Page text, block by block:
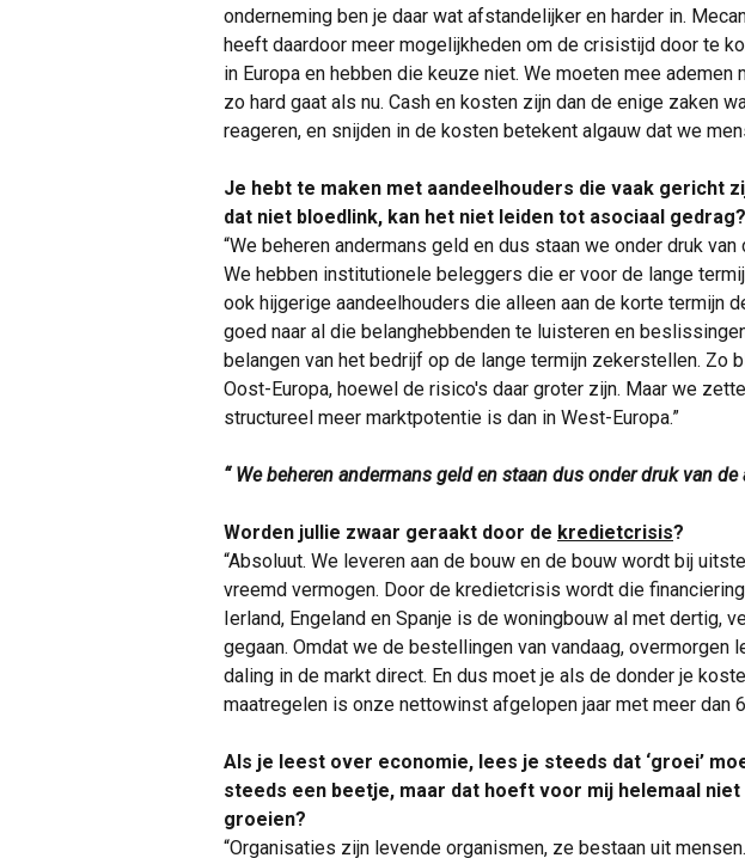
onderneming ben je daar wat afstandelijker en harder in.
heeft daardoor meer mogelijkheden om de crisistijd door te
in Europa en hebben die keuze niet. We moeten mee ademen
zo hard gaat als nu. Cash en kosten zijn dan de enige zaken
reageren, en snijden in de kosten betekent algauw dat we
Je hebt te maken met aandeelhouders die vaak gericht
dat niet bloedlink, kan het niet leiden tot asociaal gedrag?
“We beheren andermans geld en dus staan we onder druk
We hebben institutionele beleggers die er voor de lange
ook hijgerige aandeelhouders die alleen aan de korte termijn
goed naar al die belanghebbenden te luisteren en
belangen van het bedrijf op de lange termijn zekerstellen. Zo
Oost-Europa, hoewel de risico's daar groter zijn. Maar we
structureel meer marktpotentie is dan in West-Europa.”
“ We beheren andermans geld en staan dus onder druk van
Worden jullie zwaar geraakt door de kredietcrisis?
“Absoluut. We leveren aan de bouw en de bouw wordt bij
vreemd vermogen. Door de kredietcrisis wordt die
Ierland, Engeland en Spanje is de woningbouw al met dertig,
gegaan. Omdat we de bestellingen van vandaag, overmorgen
daling in de markt direct. En dus moet je als de donder je
maatregelen is onze nettowinst afgelopen jaar met meer dan
Als je leest over economie, lees je steeds dat ‘groei’
steeds een beetje, maar dat hoeft voor mij helemaal
groeien?
“Organisaties zijn levende organismen, ze bestaan uit